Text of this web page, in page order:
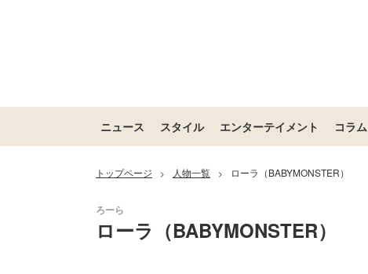
ニュース スタイル エンターテイメント コラム
トップページ > 人物一覧 > ローラ（BABYMONSTER）
ローラ（BABYMONSTER）